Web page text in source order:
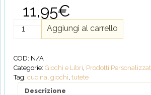
11,95€
Bimbi
Personalizzabile
quantità
Aggiungi al carrello
COD: N/A
Categorie: Giochi e Libri, Prodotti
Tag: cucina, giochi, tutete
Descrizione